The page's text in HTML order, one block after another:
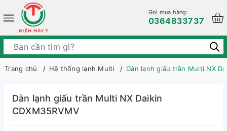
Gọi mua hàng:
0364833737
Trang chủ Hệ thống lạnh Multi Dàn lạnh giấu trần Multi NX
Dàn lạnh giấu trần Multi NX Daikin
CDXM35RVMV